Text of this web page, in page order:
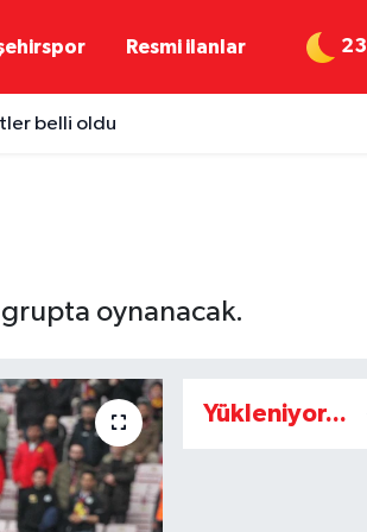
Resmi ilanlar 23
belli oldu
oynanacak.
Yükleniyor...